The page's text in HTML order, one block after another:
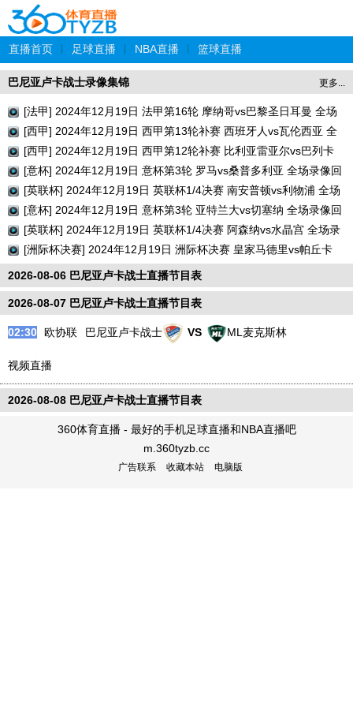
直播首页 足球直播 NBA直播 篮球直播
更多...
巴尼亚卢卡战士录像集锦
[法甲] 2024年12月19日 法甲第16轮 摩纳哥vs巴黎圣日耳曼 全场
录像回放
[西甲] 2024年12月19日 西甲第13轮补赛 西班牙人vs瓦伦西亚 全
场录像回放
[西甲] 2024年12月19日 西甲第12轮补赛 比利亚雷亚尔vs巴列卡
诺 全场录像回放
[意杯] 2024年12月19日 意杯第3轮 罗马vs桑普多利亚 全场录像回
放
[英联杯] 2024年12月19日 英联杯1/4决赛 南安普顿vs利物浦 全场
录像回放
[意杯] 2024年12月19日 意杯第3轮 亚特兰大vs切塞纳 全场录像回
放
[英联杯] 2024年12月19日 英联杯1/4决赛 阿森纳vs水晶宫 全场录
像回放
[洲际杯决赛] 2024年12月19日 洲际杯决赛 皇家马德里vs帕丘卡
全场录像回放
2026-08-06 巴尼亚卢卡战士直播节目表
2026-08-07 巴尼亚卢卡战士直播节目表
02:30 欧协联 巴尼亚卢卡战士 VS ML麦克斯林
视频直播
2026-08-08 巴尼亚卢卡战士直播节目表
360体育直播 - 最好的手机足球直播和NBA直播吧
m.360tyzb.cc
广告联系 收藏本站 电脑版